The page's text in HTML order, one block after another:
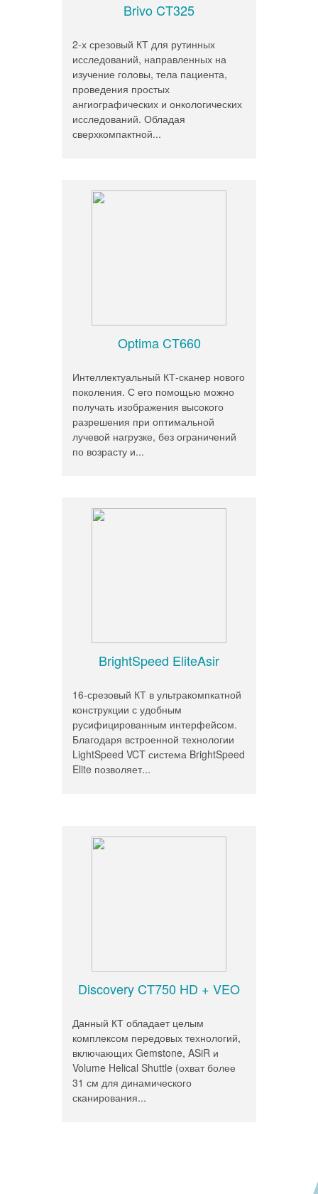
Brivo CT325
2-х срезовый КТ для рутинных
исследований, направленных на
изучение головы, тела пациента,
проведения простых
ангиографических и онкологических
исследований. Обладая
сверхкомпактной...
Optima CT660
Интеллектуальный КТ-сканер нового
поколения. С его помощью можно
получать изображения высокого
разрешения при оптимальной
лучевой нагрузке, без ограничений
по возрасту и...
BrightSpeed EliteAsir
16-срезовый КТ в ультракомпкатной
конструкции с удобным
русифицированным интерфейсом.
Благодаря встроенной технологии
LightSpeed VCT система BrightSpeed
Elite позволяет...
Discovery CT750 HD + VEO
Данный КТ обладает целым
комплексом передовых технологий,
включающих Gemstone, ASiR и
Volume Helical Shuttle (охват более
31 см для динамического
сканирования...